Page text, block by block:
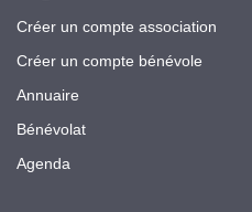
Créer un compte association
Créer un compte bénévole
Annuaire
Bénévolat
Agenda